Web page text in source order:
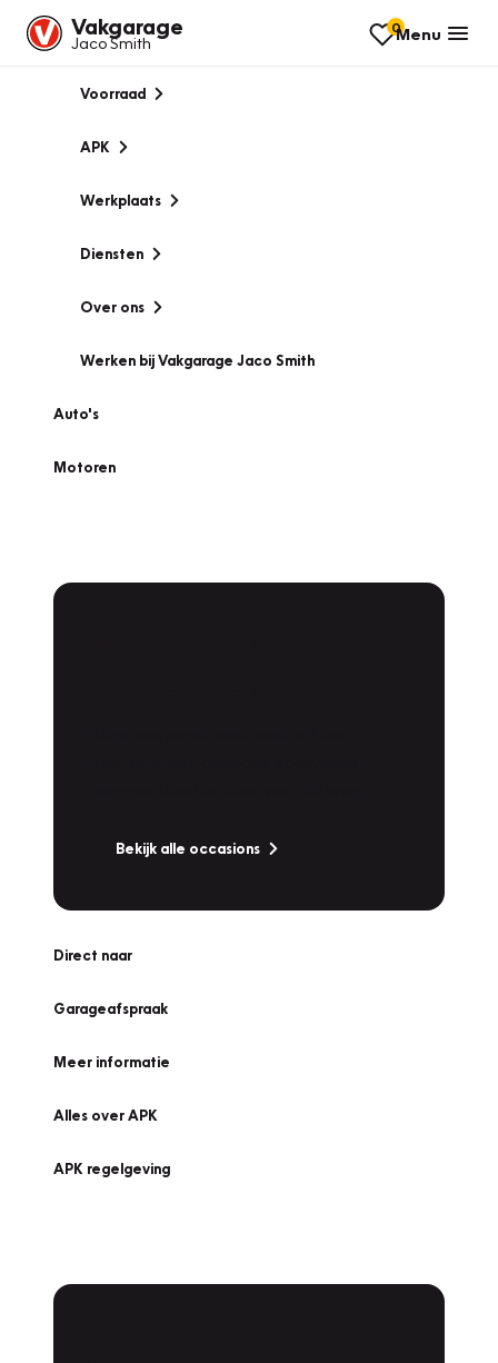
Vakgarage
Jaco Smith
0Menu
Voorraad
APK
Werkplaats
Diensten
Over ons
Werken bij Vakgarage Jaco Smith
Auto's
Motoren
Bekijk alle occasions
Direct naar
Garageafspraak
Meer informatie
Alles over APK
APK regelgeving